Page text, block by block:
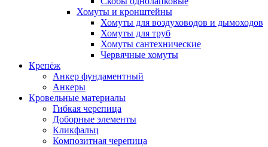
Хомуты и кронштейны
Хомуты для воздуховодов и дымоходов
Хомуты для труб
Хомуты сантехнические
Червячные хомуты
Крепёж
Анкер фундаментный
Анкеры
Кровельные материалы
Гибкая черепица
Доборные элементы
Кликфальц
Композитная черепица